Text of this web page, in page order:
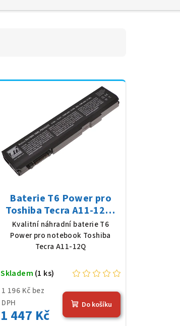
Baterie T6 Power pro
Toshiba Tecra A11-12Q,
Li-Ion, 10,8 V, 5200 mAh
(56 Wh), černá
Kvalitní náhradní baterie T6
Power pro notebook Toshiba
Tecra A11-12Q
1 196 Kč bez
DPH
1 447 Kč
Skladem (1 ks)
Do košíku